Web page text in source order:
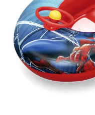
Pilote cu blăniță